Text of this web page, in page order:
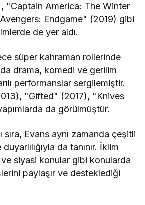
"Captain America: The Winter
Endgame" (2019) gibi
de yer aldı.
süper kahraman rollerinde
drama, komedi ve gerilim
performanslar sergilemiştir.
"Gifted" (2017), "Knives
da görülmüştür.
sıra, Evans aynı zamanda çeşitli
da tanınır. İklim
siyasi konular gibi konularda
paylaşır ve desteklediği